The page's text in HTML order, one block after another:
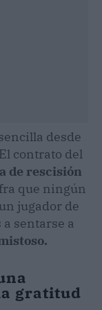
desde
contrato del
de rescisión
que ningún
jugador de
sentarse a
gratitud